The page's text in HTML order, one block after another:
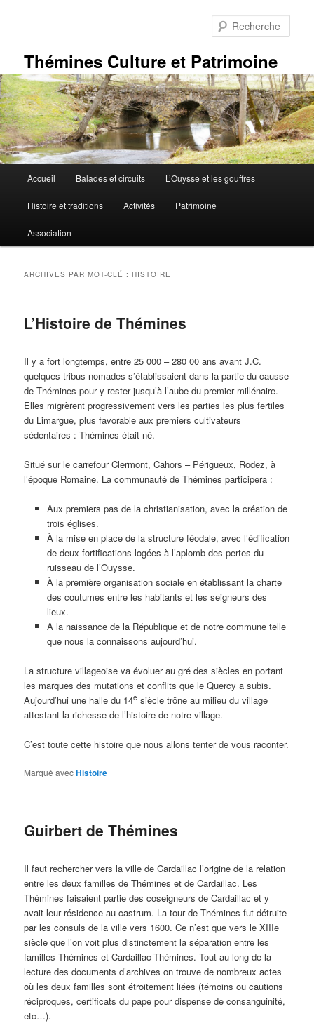
Thémines Culture et Patrimoine
principal
Accueil Balades et circuits L’Ouysse et les gouffres
Histoire et traditions Activités Patrimoine
Association
ARCHIVES PAR MOT-CLÉ :HISTOIRE
L’Histoire de Thémines
Il y a fort longtemps, entre 25 000 – 280 00 ans avant J.C.
quelques tribus nomades s’établissaient dans la partie du causse
de Thémines pour y rester jusqu’à l’aube du premier millénaire.
Elles migrèrent progressivement vers les parties les plus fertiles
du Limargue, plus favorable aux premiers cultivateurs
sédentaires : Thémines était né.
Situé sur le carrefour Clermont, Cahors – Périgueux, Rodez, à
l’époque Romaine. La communauté de Thémines participera :
Aux premiers pas de la christianisation, avec la création de
trois églises.
À la mise en place de la structure féodale, avec l’édification
de deux fortifications logées à l’aplomb des pertes du
ruisseau de l’Ouysse.
À la première organisation sociale en établissant la charte
des coutumes entre les habitants et les seigneurs des
lieux.
À la naissance de la République et de notre commune telle
que nous la connaissons aujourd’hui.
La structure villageoise va évoluer au gré des siècles en portant
les marques des mutations et conflits que le Quercy a subis.
Aujourd’hui une halle du 14e siècle trône au milieu du village
attestant la richesse de l’histoire de notre village.
C’est toute cette histoire que nous allons tenter de vous raconter.
Marqué avecHistoire
Guirbert de Thémines
Il faut rechercher vers la ville de Cardaillac l’origine de la relation
entre les deux familles de Thémines et de Cardaillac. Les
Thémines faisaient partie des coseigneurs de Cardaillac et y
avait leur résidence au castrum. La tour de Thémines fut détruite
par les consuls de la ville vers 1600. Ce n’est que vers le XIIIe
siècle que l’on voit plus distinctement la séparation entre les
familles Thémines et Cardaillac-Thémines. Tout au long de la
lecture des documents d’archives on trouve de nombreux actes
où les deux familles sont étroitement liées (témoins ou cautions
réciproques, certificats du pape pour dispense de consanguinité,
etc…).